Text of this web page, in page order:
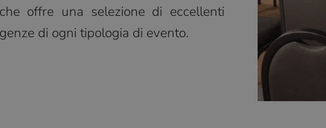
offre una selezione di eccellenti
di ogni tipologia di evento.